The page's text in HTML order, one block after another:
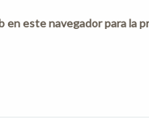
este navegador para la